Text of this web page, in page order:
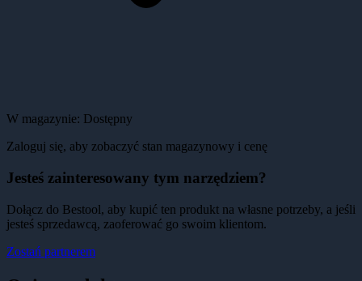
W magazynie: Dostępny
Zaloguj się, aby zobaczyć stan magazynowy i cenę
Jesteś zainteresowany tym narzędziem?
Dołącz do Bestool, aby kupić ten produkt na własne potrzeby, a jeśli
jesteś sprzedawcą, zaoferować go swoim klientom.
Zostań partnerem